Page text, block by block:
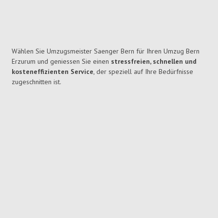
Wählen Sie Umzugsmeister Saenger Bern für Ihren Umzug Bern
Erzurum und geniessen Sie einen stressfreien, schnellen und
kosteneffizienten Service, der speziell auf Ihre Bedürfnisse
zugeschnitten ist.